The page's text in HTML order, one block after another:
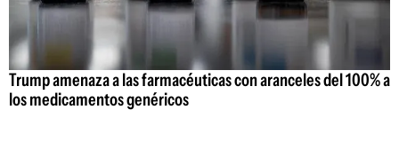
Trump amenaza a las farmacéuticas con aranceles del 100% a
los medicamentos genéricos